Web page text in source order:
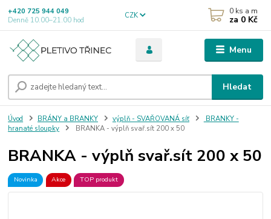
Menu
CZK
Hledat
+420 725 944 049
Denně 10.00–21.00 hod
0 ks a m
za 0 Kč
Úvod BRÁNY a BRANKY výplň - SVAŘOVANÁ síť
BRANKY -
hranaté sloupky
BRANKA - výplň svař.sít 200 x 50
BRANKA - výplň svař.sít 200 x 50
Novinka Akce TOP produkt